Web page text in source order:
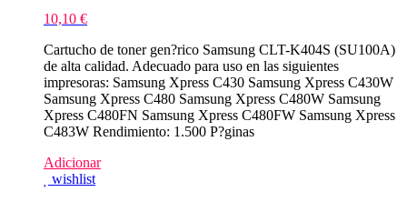
10,10 €
Cartucho de toner gen?rico Samsung CLT-K404S (SU100A)
de alta calidad. Adecuado para uso en las siguientes
impresoras: Samsung Xpress C430 Samsung Xpress C430W
Samsung Xpress C480 Samsung Xpress C480W Samsung
Xpress C480FN Samsung Xpress C480FW Samsung Xpress
C483W Rendimiento: 1.500 P?ginas
Adicionar
wishlist